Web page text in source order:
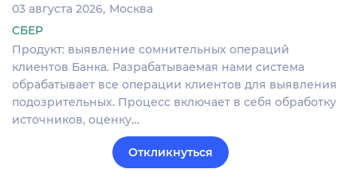
03 августа 2026 Москва
СБЕР
Продукт: выявление сомнительных операций
клиентов Банка. Разрабатываемая нами система
обрабатывает все операции клиентов для выявления
подозрительных. Процесс включает в себя обработку
источников, оценку…
Откликнуться